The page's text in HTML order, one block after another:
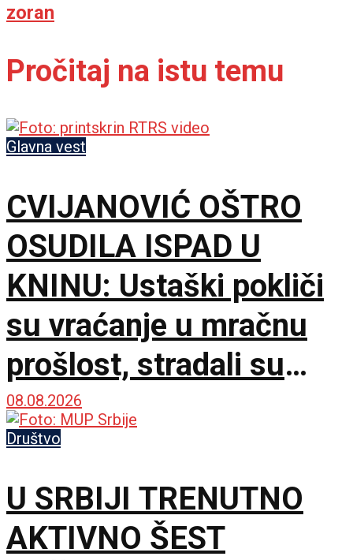
zoran
Pročitaj na istu temu
Glavna vest
CVIJANOVIĆ OŠTRO
OSUDILA ISPAD U
KNINU: Ustaški pokliči
su vraćanje u mračnu
prošlost, stradali su
samo zato što su bili
Srbi
08.08.2026
Društvo
U SRBIJI TRENUTNO
AKTIVNO ŠEST